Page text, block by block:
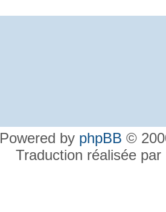
Powered by phpBB ©
Traduction réalisée par